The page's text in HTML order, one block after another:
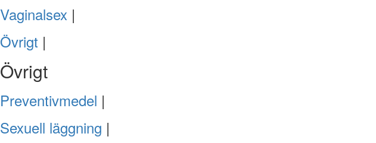
Vaginalsex |
Övrigt |
Övrigt
Preventivmedel |
Sexuell läggning |